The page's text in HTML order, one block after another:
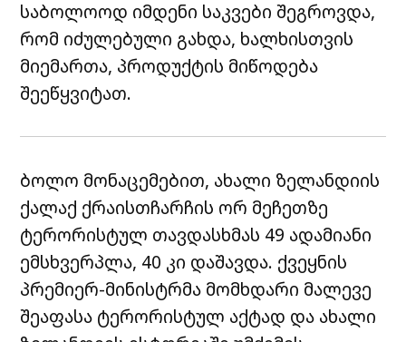
საბოლოოდ იმდენი საკვები შეგროვდა,
რომ იძულებული გახდა, ხალხისთვის
მიემართა, პროდუქტის მიწოდება
შეეწყვიტათ.
ბოლო მონაცემებით, ახალი ზელანდიის
ქალაქ ქრაისთჩარჩის ორ მეჩეთზე
ტერორისტულ თავდასხმას 49 ადამიანი
ემსხვერპლა, 40 კი დაშავდა. ქვეყნის
პრემიერ-მინისტრმა მომხდარი მალევე
შეაფასა ტერორისტულ აქტად და ახალი